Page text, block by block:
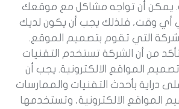
يمكن أن تواجه مشاكل مع موقعك
أي وقت، فلذلك يجب أن يكون لديك
التي تقوم بتصميم الموقع.
من أن الشركة تستخدم التقنيات
المواقع الالكترونية. يجب أن
دراية بأحدث التقنيات والممارسات
المواقع الالكترونية، وتستخدمها